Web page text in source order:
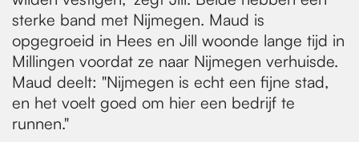
sterke band met Nijmegen. Maud is
opgegroeid in Hees en Jill woonde lange tijd in
Millingen voordat ze naar Nijmegen verhuisde.
Maud deelt: "Nijmegen is echt een fijne stad,
en het voelt goed om hier een bedrijf te
runnen."